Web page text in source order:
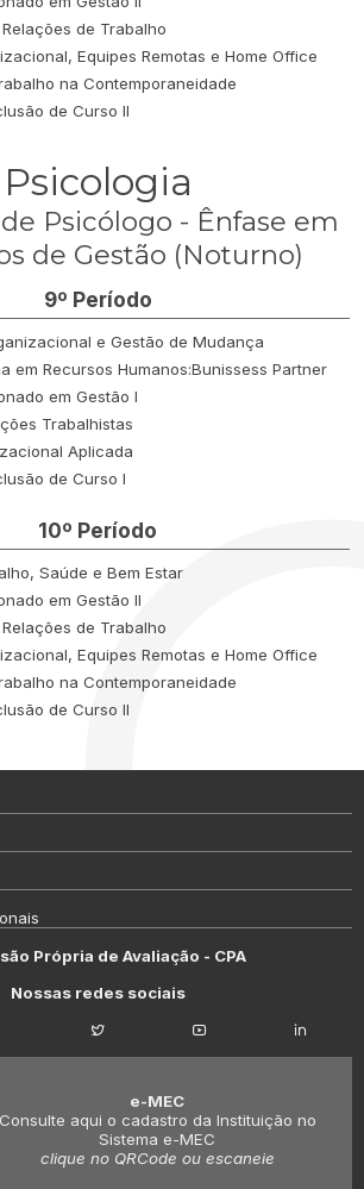
de Trabalho
Equipes Remotas e Home Office
na Contemporaneidade
de Curso II
Psicologia
Psicólogo - Ênfase em
de Gestão (Noturno)
9º Período
e Gestão de Mudança
em Recursos Humanos:Bunissess Partner
em Gestão I
Trabalhistas
Aplicada
de Curso I
10º Período
Saúde e Bem Estar
em Gestão II
de Trabalho
Equipes Remotas e Home Office
na Contemporaneidade
de Curso II
Própria de Avaliação - CPA
Nossas redes sociais
e-MEC
Consulte aqui o cadastro da Instituição no
Sistema e-MEC
clique no QRCode ou escaneie